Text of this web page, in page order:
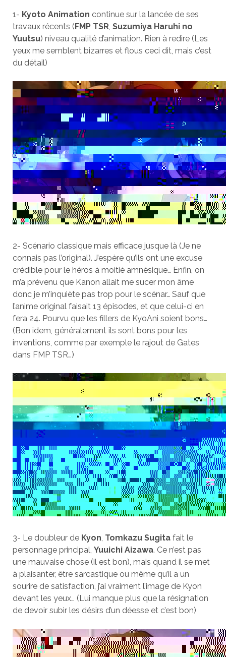
1- Kyoto Animation continue sur la lancée de ses
travaux récents (FMP TSR, Suzumiya Haruhi no
Yuutsu) niveau qualité d’animation. Rien à redire (Les
yeux me semblent bizarres et flous ceci dit, mais c’est
du détail)
2- Scénario classique mais efficace jusque là (Je ne
connais pas l’original). J’espère qu’ils ont une excuse
crédible pour le héros à moitié amnésique… Enfin, on
m’a prévenu que Kanon allait me sucer mon âme
donc je m’inquiète pas trop pour le scénar… Sauf que
l’anime original faisait 13 épisodes, et que celui-ci en
fera 24. Pourvu que les fillers de KyoAni soient bons…
(Bon idem, généralement ils sont bons pour les
inventions, comme par exemple le rajout de Gates
dans FMP TSR…)
3- Le doubleur de Kyon, Tomkazu Sugitafait le
personnage principal, Yuuichi Aizawa. Ce n’est pas
une mauvaise chose (il est bon), mais quand il se met
à plaisanter, être sarcastique ou même qu’il a un
sourire de satisfaction, j’ai vraiment l’image de Kyon
devant les yeux… (Lui manque plus que la résignation
de devoir subir les désirs d’un déesse et c’est bon)